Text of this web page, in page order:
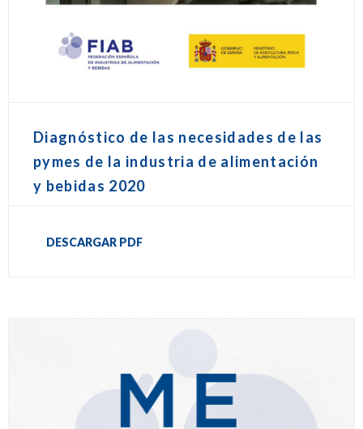
Diagnóstico de las necesidades de las
pymes de la industria de alimentación
y bebidas 2020
DESCARGAR PDF